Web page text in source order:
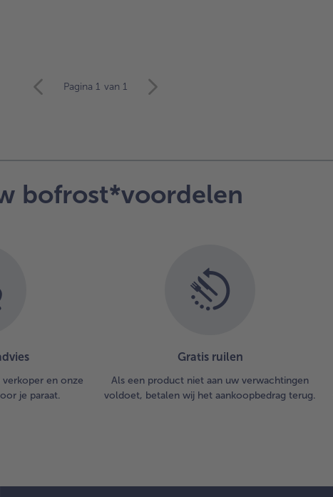
Pagina 1 van 1
bofrost*voordelen
verkoper en onze
je paraat.
Gratis ruilen
Als een product niet aan uw verwachtingen
voldoet, betalen wij het aankoopbedrag terug.